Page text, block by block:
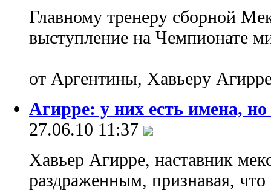
Главному тренеру сборной
выступление на Чемпионате
от Аргентины, Хавьеру
Агирре: у них есть имена,
27.06.10 11:37
Хавьер Агирре, наставник
раздраженным, признавая, что